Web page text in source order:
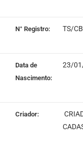
N° Registro: TS/
Data de
Nascimento:
23/
Criador: